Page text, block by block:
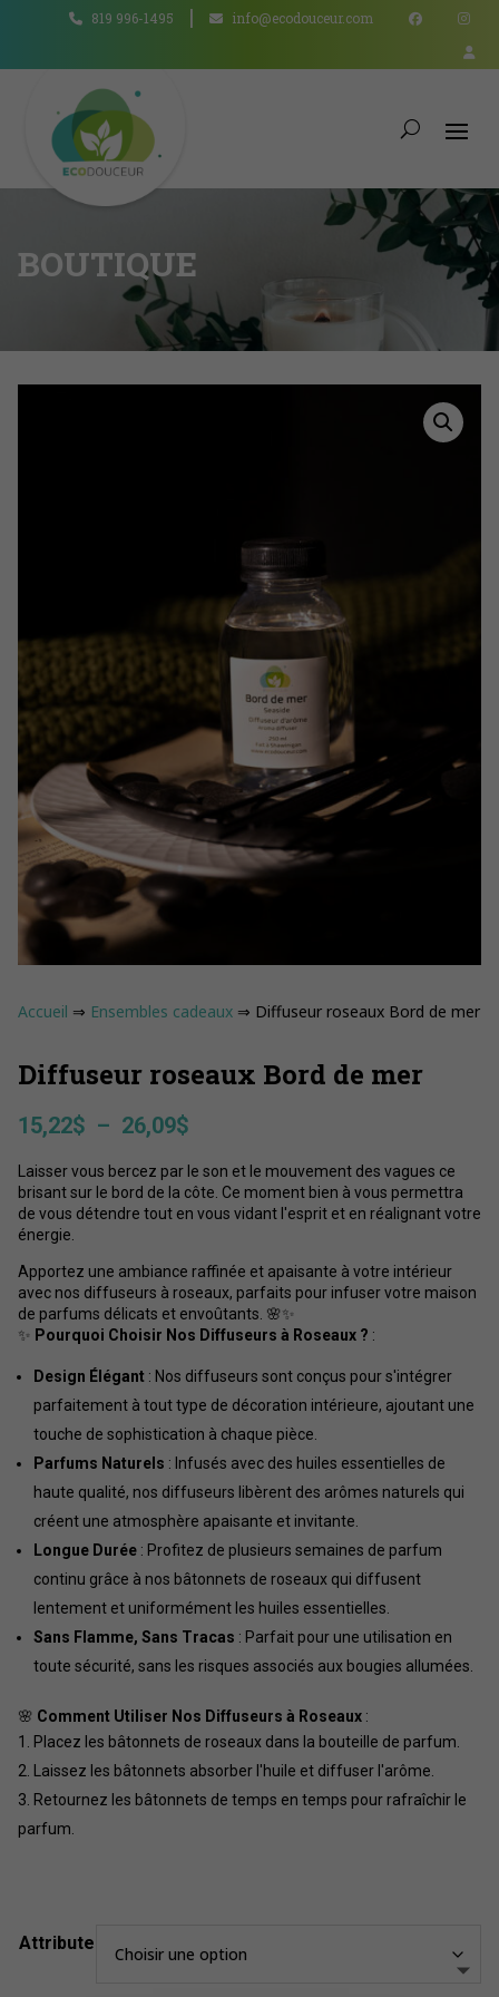
819 996-1495 info@ecodouceur.com
BOUTIQUE
Accueil ⇒ Ensembles cadeaux⇒ Diffuseur roseaux Bord de mer
Diffuseur roseaux Bord de mer
15,22$ – 26,09$Plage
prix :
15,22$
26,09$
Laisser vous bercez par le son et le mouvement des vagues ce
brisant sur le bord de la côte. Ce moment bien à vous permettra
de vous détendre tout en vous vidant l'esprit et en réalignant votre
énergie.
Apportez une ambiance raffinée et apaisante à votre intérieur
avec nos diffuseurs à roseaux, parfaits pour infuser votre maison
de parfums délicats et envoûtants. 🌸✨
✨ Pourquoi Choisir Nos Diffuseurs à Roseaux ? :
Design Élégant: Nos diffuseurs sont conçus pour s'intégrer
parfaitement à tout type de décoration intérieure, ajoutant une
touche de sophistication à chaque pièce.
Parfums Naturels : Infusés avec des huiles essentielles de
haute qualité, nos diffuseurs libèrent des arômes naturels qui
créent une atmosphère apaisante et invitante.
Longue Durée: Profitez de plusieurs semaines de parfum
continu grâce à nos bâtonnets de roseaux qui diffusent
lentement et uniformément les huiles essentielles.
Sans Flamme, Sans Tracas : Parfait pour une utilisation en
toute sécurité, sans les risques associés aux bougies allumées.
🌸 Comment Utiliser Nos Diffuseurs à Roseaux:
Placez les bâtonnets de roseaux dans la bouteille de parfum.
Laissez les bâtonnets absorber l'huile et diffuser l'arôme.
Retournez les bâtonnets de temps en temps pour rafraîchir le
parfum.
Attribute